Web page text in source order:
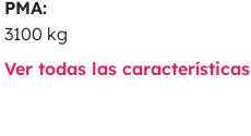
PMA:
3100 kg
Ver todas las características